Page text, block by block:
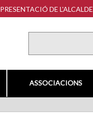
PRESENTACIÓ DE L'ALCALDE
ASSOCIACIONS